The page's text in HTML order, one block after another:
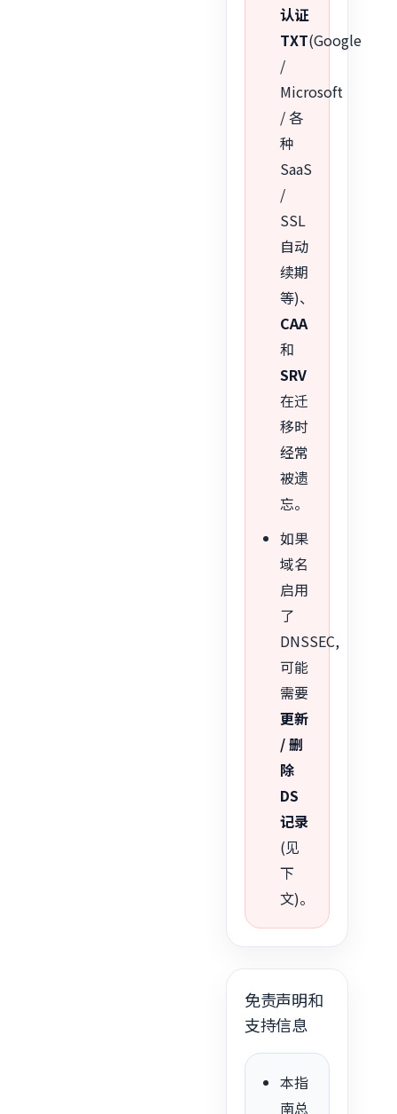
认证
TXT(Google
/
Microsoft
/ 各
种
SaaS
/
SSL
自动
续期
等)、
CAA
和
SRV
在迁
移时
经常
被遗
忘。
如果
域名
启用
了
DNSSEC,
可能
需要
更新
/ 删
除
DS
记录
(见
下
文)。
免责声明和
支持信息
本指
南总